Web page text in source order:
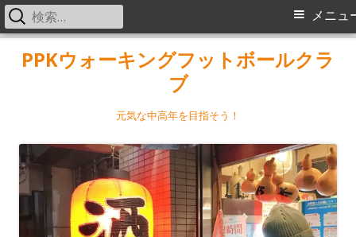
PPKウォーキングフットボールクラ
ブ
元気な中高年を目指そう！
メ
メニュ
検
索: